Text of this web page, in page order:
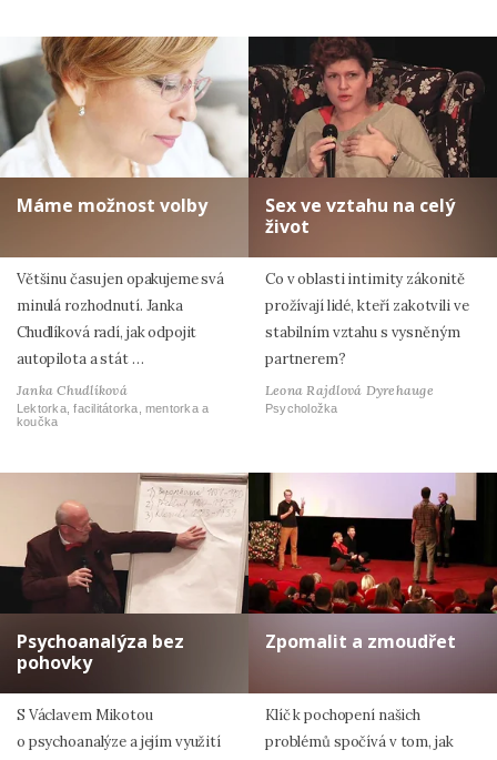
Máme možnost volby
Většinu času jen opakujeme svá
minulá rozhodnutí. Janka
Chudlíková radí, jak odpojit
autopilota a stát …
Janka Chudlíková
Lektorka, facilitátorka, mentorka a
koučka
Sex ve vztahu na celý
život
Co v oblasti intimity zákonitě
prožívají lidé, kteří zakotvili ve
stabilním vztahu s vysněným
partnerem?
Leona Rajdlová Dyrehauge
Psycholožka
Psychoanalýza bez
pohovky
S Václavem Mikotou
o psychoanalýze a jejím využití
Zpomalit a zmoudřet
Klíč k pochopení našich
problémů spočívá v tom, jak